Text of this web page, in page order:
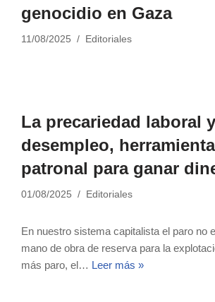
genocidio en Gaza
11/08/2025 Editoriales
La precariedad laboral
desempleo,
patronal para ganar
01/08/2025 Editoriales
En nuestro sistema capitalista el paro no
mano de obra de reserva para la
más paro, el… Leer más »